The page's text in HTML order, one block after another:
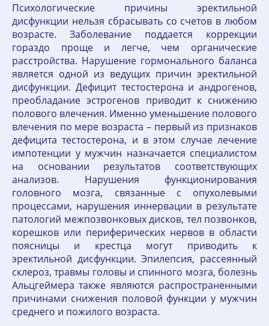
Психологические причины эректильной
дисфункции нельзя сбрасывать со счетов в любом
возрасте. Заболевание поддается коррекции
гораздо проще и легче, чем органические
расстройства. Нарушение гормонального баланса
является одной из ведущих причин эректильной
дисфункции. Дефицит тестостерона и андрогенов,
преобладание эстрогенов приводит к снижению
полового влечения. Именно уменьшение полового
влечения по мере возраста – первый из признаков
дефицита тестостерона, и в этом случае лечение
импотенции у мужчин назначается специалистом
на основании результатов соответствующих
анализов. Нарушения функционирования
головного мозга, связанные с опухолевыми
процессами, нарушения иннервации в результате
патологий межпозвонковых дисков, тел позвонков,
корешков или периферических нервов в области
поясницы и крестца могут приводить к
эректильной дисфункции. Эпилепсия, рассеянный
склероз, травмы головы и спинного мозга, болезнь
Альцгеймера также являются распространенными
причинами снижения половой функции у мужчин
среднего и пожилого возраста.